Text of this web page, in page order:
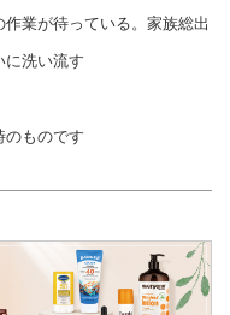
業が待っている。家族総出
に洗い流す
ものです